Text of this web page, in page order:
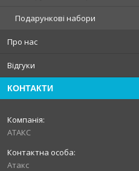
Подарункові набори
Про нас
Відгуки
КОНТАКТИ
АТАКС
Атакс